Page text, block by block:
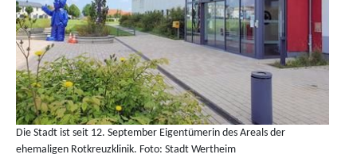
Die Stadt ist seit 12. September Eigentümerin des Areals der
ehemaligen Rotkreuzklinik. Foto: Stadt Wertheim